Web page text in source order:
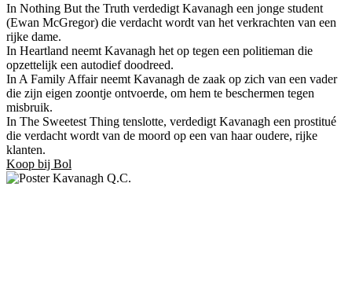
In Nothing But the Truth verdedigt Kavanagh een jonge student
(Ewan McGregor) die verdacht wordt van het verkrachten van een
rijke dame.
In Heartland neemt Kavanagh het op tegen een politieman die
opzettelijk een autodief doodreed.
In A Family Affair neemt Kavanagh de zaak op zich van een vader
die zijn eigen zoontje ontvoerde, om hem te beschermen tegen
misbruik.
In The Sweetest Thing tenslotte, verdedigt Kavanagh een prostitué
die verdacht wordt van de moord op een van haar oudere, rijke
klanten.
Koop bij Bol